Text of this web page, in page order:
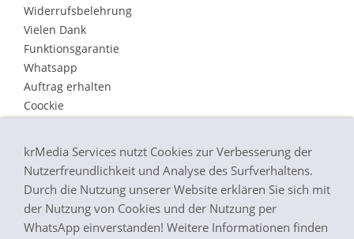
Widerrufsbelehrung
Vielen Dank
Funktionsgarantie
Whatsapp
Auftrag erhalten
Coockie
Heizung Notschaltung
Ankauf Heizungsregler
Wir reparieren Ihre defekten Heizungsregler /
Heizungssteuerungen Elektronik. Wir bieten Auch
krMedia Services nutzt Cookies zur Verbesserung der
Nutzerfreundlichkeit und Analyse des Surfverhaltens.
Durch die Nutzung unserer Website erklären Sie sich mit
der Nutzung von Cookies und der Nutzung per
WhatsApp einverstanden! Weitere Informationen finden